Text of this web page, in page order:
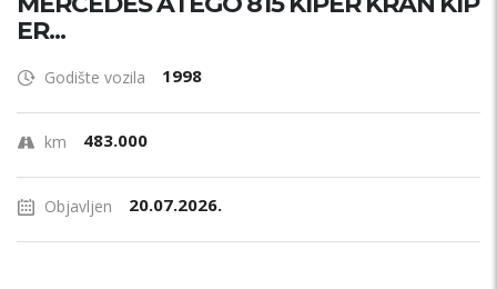
ER...
Godište vozila 1998
km 483.000
Objavljen 20.07.2026.